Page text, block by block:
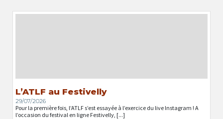
L’ATLF au Festivelly
29/07/2026
Pour la première fois, l’ATLF s’est essayée à l’exercice du live Instagram ! A
l’occasion du festival en ligne Festivelly, [...]